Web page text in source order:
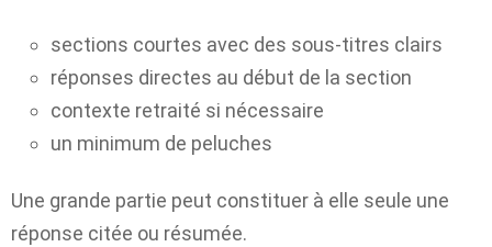
sections courtes avec des sous-titres clairs
réponses directes au début de la section
contexte retraité si nécessaire
un minimum de peluches
Une grande partie peut constituer à elle seule une
réponse citée ou résumée.